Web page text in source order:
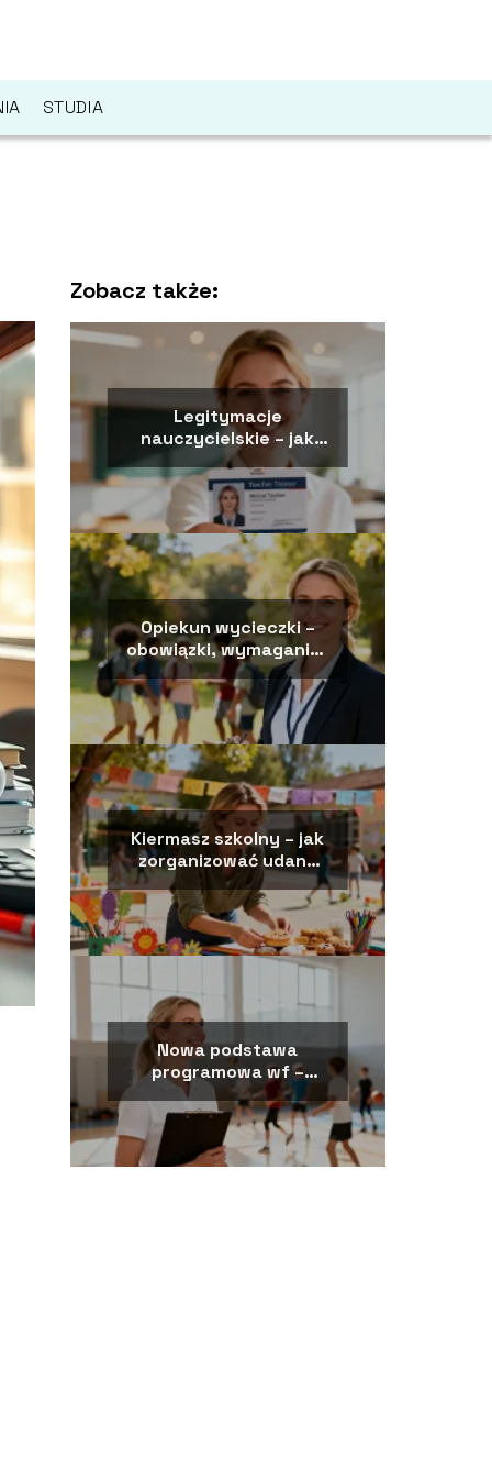
STUDIA
Zobacz także:
Legitymacje
nauczycielskie – jak
wyrobić i jakie są
zasady?
Opiekun wycieczki –
obowiązki, wymagania i
odpowiedzialność
Kiermasz szkolny – jak
zorganizować udane
wydarzenie?
Nowa podstawa
programowa wf –
najważniejsze zmiany i
założenia